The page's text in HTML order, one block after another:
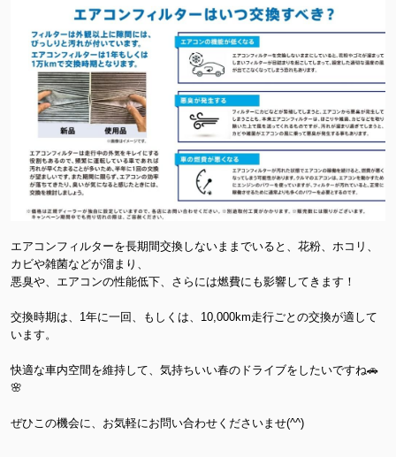
エアコンフィルターを長期間交換しないままでいると、花粉、ホコリ、
カビや雑菌などが溜まり、
悪臭や、エアコンの性能低下、さらには燃費にも影響してきます！
交換時期は、1年に一回、もしくは、10,000km走行ごとの交換が適して
います。
快適な車内空間を維持して、気持ちいい春のドライブをしたいですね🚗
🌸
ぜひこの機会に、お気軽にお問い合わせくださいませ(^^)